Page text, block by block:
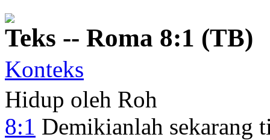
Teks -- Roma 8:1 (TB)
Konteks
Hidup oleh Roh
8:1 Demikianlah sekarang